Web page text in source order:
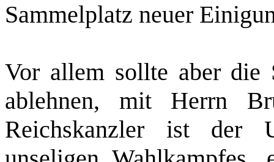
Sammelplatz neuer
Vor allem sollte aber die
ablehnen, mit Herrn
Reichskanzler ist der